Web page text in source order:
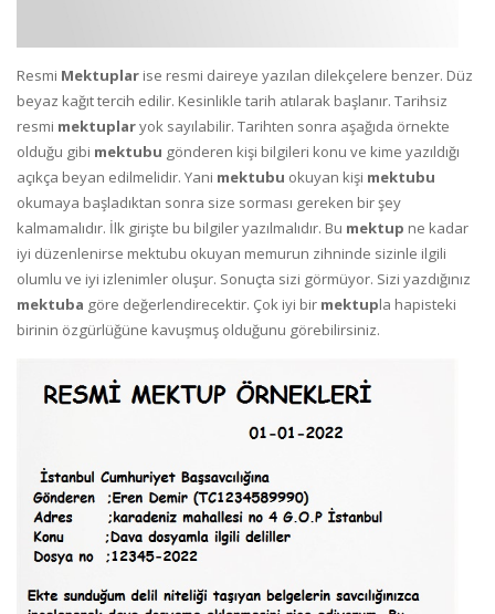
Resmi Mektuplar ise resmi daireye yazılan dilekçelere benzer. Düz
beyaz kağıt tercih edilir. Kesinlikle tarih atılarak başlanır. Tarihsiz
resmi mektuplaryok sayılabilir. Tarihten sonra aşağıda örnekte
olduğu gibi mektubu gönderen kişi bilgileri konu ve kime yazıldığı
açıkça beyan edilmelidir. Yani mektubu okuyan kişi mektubu
okumaya başladıktan sonra size sorması gereken bir şey
kalmamalıdır. İlk girişte bu bilgiler yazılmalıdır. Bu mektup ne kadar
iyi düzenlenirse mektubu okuyan memurun zihninde sizinle ilgili
olumlu ve iyi izlenimler oluşur. Sonuçta sizi görmüyor. Sizi yazdığınız
mektuba göre değerlendirecektir. Çok iyi bir mektupla hapisteki
birinin özgürlüğüne kavuşmuş olduğunu görebilirsiniz.